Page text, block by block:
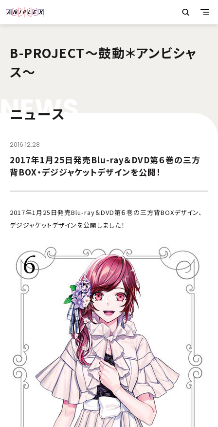
B-PROJECT～鼓動＊アンビシャ
ス～
NEWS
ニュース
2016.12.28
2017年1月25日発売Blu-ray＆DVD第６巻の三方
背BOX・デジジャケットデザインを公開！
2017年1月25日発売Blu-ray＆DVD第６巻の三方背BOXデザイン、
デジジャケットデザインを公開しました！